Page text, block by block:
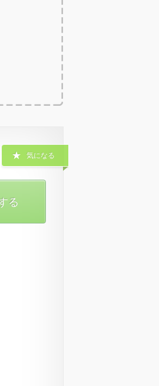
気になる
る